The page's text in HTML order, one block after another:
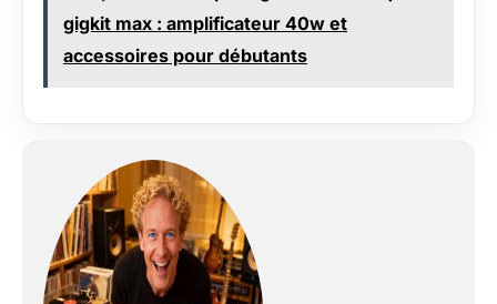
lampes, fonctionnant
grâce à un DSP
optimisé. Décrivez le
optionnelle sur
batterie offrant
jusqu’à 12 heures
d’autonomie.
gigkit max : amplificateur 40w et
accessoires pour débutants